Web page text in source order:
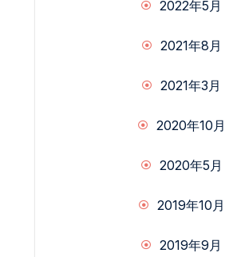
2022年5月
2021年8月
2021年3月
2020年10月
2020年5月
2019年10月
2019年9月